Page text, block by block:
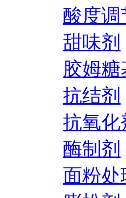
酸度调
甜味剂
胶姆糖
抗结剂
抗氧化
酶制剂
面粉处